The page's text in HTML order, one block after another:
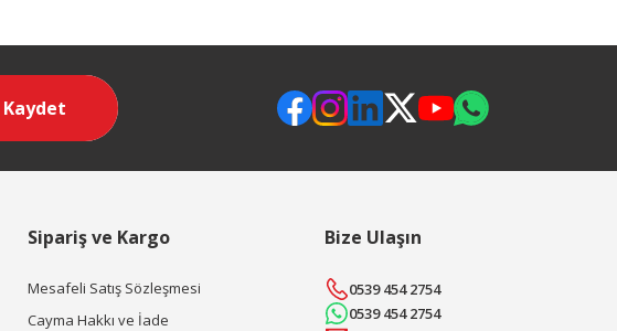
Kaydet
Sipariş ve Kargo
Mesafeli Satış Sözleşmesi
Cayma Hakkı ve İade
Bize Ulaşın
0539 454 2754
0539 454 2754